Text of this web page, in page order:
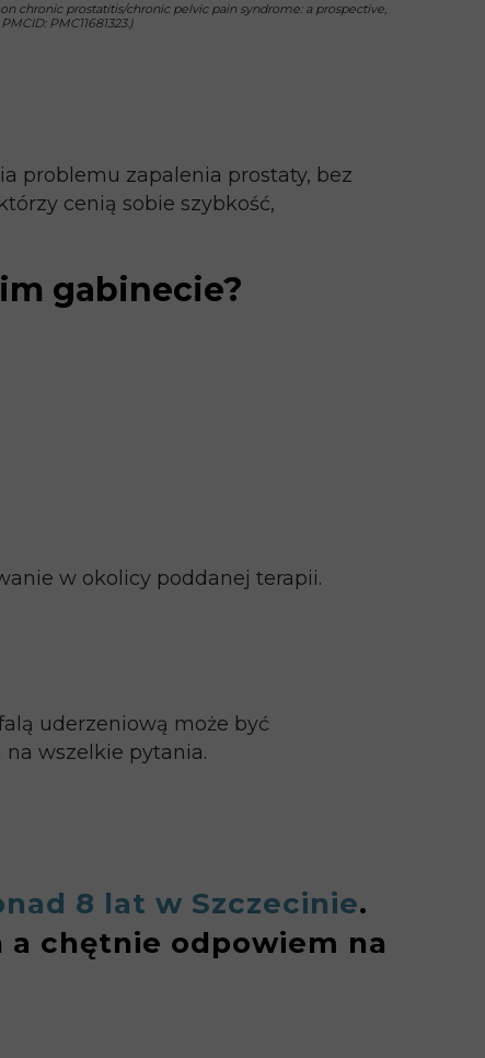
uderzeniową może być
wszelkie pytania.
w okolicy poddanej terapii.
gabinecie?
problemu zapalenia prostaty, bez
cenią sobie szybkość,
chronic prostatitis/chronic pelvic pain syndrome: a prospective,
PMC11681323.)
8 lat w Szczecinie.
chętnie odpowiem na